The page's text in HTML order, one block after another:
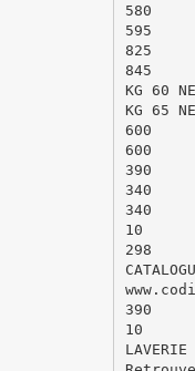
580
595
825
845
KG 60
KG 65
600
600
390
340
340
10
298
390
10
LAVERIE